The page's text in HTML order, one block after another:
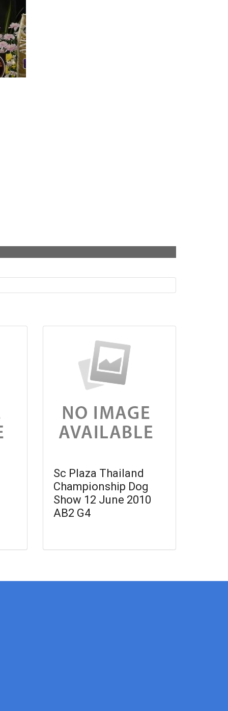
Sc Plaza Thailand
Championship Dog
Show 12 June 2010
AB2 G4